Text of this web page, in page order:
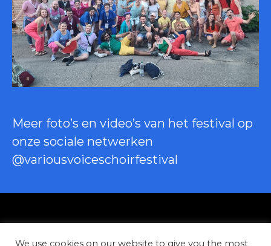
Meer foto’s en video’s van het festival op
onze sociale netwerken
@variousvoiceschoirfestival
We use cookies on our website to give you the most